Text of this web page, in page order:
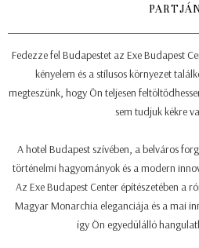
Fedezze fel Budapestet az Exe Budapest
kényelem és a stílusos környezet
megteszünk, hogy Ön teljesen
sem tudjuk kékre
A hotel Budapest szívében, a belváros
történelmi hagyományok és a modern
Az Exe Budapest Center építészetében a
Magyar Monarchia eleganciája és a mai
így Ön egyedülálló